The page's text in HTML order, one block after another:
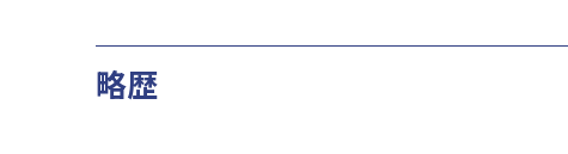
略歴